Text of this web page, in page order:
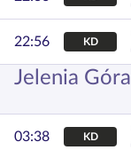
22:56 KD
Jelenia Góra
03:38 KD